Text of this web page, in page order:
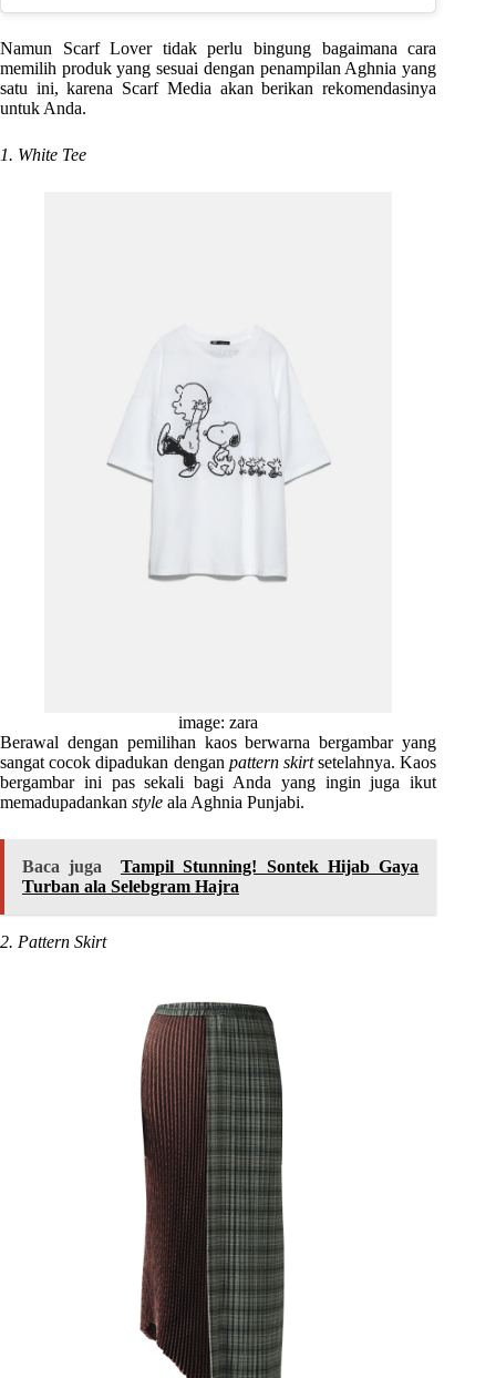
Namun Scarf Lover tidak perlu bingung bagaimana cara
memilih produk yang sesuai dengan penampilan Aghnia yang
satu ini, karena Scarf Media akan berikan rekomendasinya
untuk Anda.
1. White Tee
image: zara
Berawal dengan pemilihan kaos berwarna bergambar yang
sangat cocok dipadukan dengan pattern skirtsetelahnya. Kaos
bergambar ini pas sekali bagi Anda yang ingin juga ikut
memadupadankan style ala Aghnia Punjabi.
Baca juga
Tampil Stunning! Sontek Hijab Gaya
Turban ala Selebgram Hajra
2. Pattern Skirt